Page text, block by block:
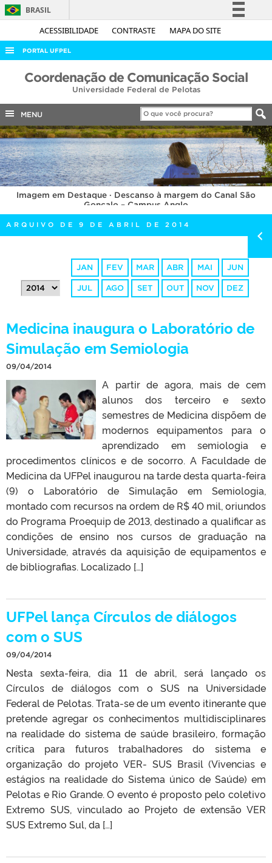
ACESSIBILIDADE CONTRASTE MAPA DO SITE
BRASIL
Simplifique!
Acesso à informação
Legislação
Canais
PORTAL UFPEL
ACESSO À INFORMAÇÃO
COBALTO
CONCURSOS
EDITAIS
INTERNACIONAL
OUVIDORIA
PORTARIAS
TELEFONES
Coordenação de Comunicação Social
Universidade Federal de Pelotas
MENU
Imagem em Destaque · Descanso à margem do Canal São
Gonçalo – Campus Anglo
ARQUIVO DE 9 DE ABRIL DE 2014
JAN FEV MAR ABR MAI JUN
JUL AGO SET OUT NOV DEZ
Medicina inaugura o Laboratório de
Simulação em Semiologia
09/04/2014
A partir de agora, mais de cem
alunos dos terceiro e sexto
semestres de Medicina dispõem de
modernos equipamentos para o
aprendizado em semiologia e
procedimentos clínicos e de socorro. A Faculdade de
Medicina da UFPel inaugurou na tarde desta quarta-feira
(9) o Laboratório de Simulação em Semiologia,
montado com recursos na ordem de R$ 40 mil, oriundos
do Programa Proequip de 2013, destinado a qualificar as
condições de ensino nos cursos de graduação na
Universidade, através da aquisição de equipamentos e
de bibliografias. Localizado […]
UFPel lança Círculos de diálogos
com o SUS
09/04/2014
Nesta sexta-feira, dia 11 de abril, será lançado os
Círculos de diálogos com o SUS na Universidade
Federal de Pelotas. Trata-se de um evento itinerante que
pretende agregar os conhecimentos multidisciplinares
na realidade do sistema de saúde brasileiro, formação
crítica para futuros trabalhadores do sistema e
organização do projeto VER- SUS Brasil (Vivencias e
estágios na realidade do Sistema único de Saúde) em
Pelotas e Rio Grande. O evento é proposto pelo coletivo
Extremo SUS, vinculado ao Projeto de extensão VER
SUS Extremo Sul, da […]